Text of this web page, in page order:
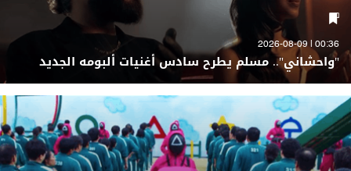
00:36 | 2026-08-09
"واحشاني".. مسلم يطرح سادس أغنيات ألبومه الجديد